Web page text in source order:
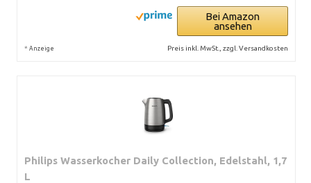
Bei Amazon
ansehen
* Anzeige Preis inkl. MwSt., zzgl. Versandkosten
Philips Wasserkocher Daily Collection, Edelstahl, 1,7
L